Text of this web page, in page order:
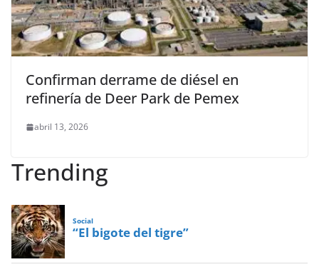
Confirman derrame de diésel en
refinería de Deer Park de Pemex
abril 13, 2026
Trending
Social
“El bigote del tigre”